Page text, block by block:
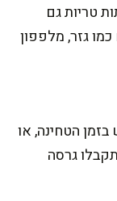
טריות גם
גזר, מלפפון
הטחינה, או
גרסה